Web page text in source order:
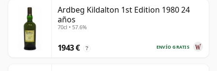
Ardbeg Kildalton 1st Edition 1980 24
años
70cl • 57.6%
ENVÍO GRATIS
1943 € ?